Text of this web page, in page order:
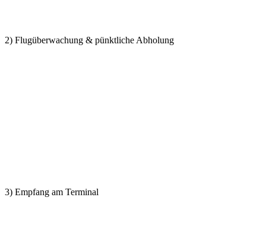
2) Flugüberwachung & pünktliche Abholung
3) Empfang am Terminal